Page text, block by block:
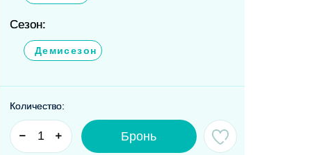
Сезон:
Демисезон
Количество:
Бронь